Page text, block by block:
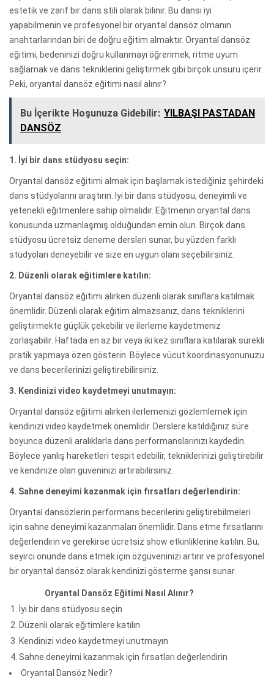
estetik ve zarif bir dans stili olarak bilinir. Bu dansı iyi
yapabilmenin ve profesyonel bir oryantal dansöz olmanın
anahtarlarından biri de doğru eğitim almaktır. Oryantal dansöz
eğitimi, bedeninizi doğru kullanmayı öğrenmek, ritme uyum
sağlamak ve dans tekniklerini geliştirmek gibi birçok unsuru içerir.
Peki, oryantal dansöz eğitimi nasıl alınır?
Bu İçerikte Hoşunuza Gidebilir: YILBAŞI PASTADAN
DANSÖZ
1. İyi bir dans stüdyosu seçin:
Oryantal dansöz eğitimi almak için başlamak istediğiniz şehirdeki
dans stüdyolarını araştırın. İyi bir dans stüdyosu, deneyimli ve
yetenekli eğitmenlere sahip olmalıdır. Eğitmenin oryantal dans
konusunda uzmanlaşmış olduğundan emin olun. Birçok dans
stüdyosu ücretsiz deneme dersleri sunar, bu yüzden farklı
stüdyoları deneyebilir ve size en uygun olanı seçebilirsiniz.
2. Düzenli olarak eğitimlere katılın:
Oryantal dansöz eğitimi alırken düzenli olarak sınıflara katılmak
önemlidir. Düzenli olarak eğitim almazsanız, dans tekniklerini
geliştirmekte güçlük çekebilir ve ilerleme kaydetmeniz
zorlaşabilir. Haftada en az bir veya iki kez sınıflara katılarak sürekli
pratik yapmaya özen gösterin. Böylece vücut koordinasyonunuzu
ve dans becerilerinizi geliştirebilirsiniz.
3. Kendinizi video kaydetmeyi unutmayın:
Oryantal dansöz eğitimi alırken ilerlemenizi gözlemlemek için
kendinizi video kaydetmek önemlidir. Derslere katıldığınız süre
boyunca düzenli aralıklarla dans performanslarınızı kaydedin.
Böylece yanlış hareketleri tespit edebilir, tekniklerinizi geliştirebilir
ve kendinize olan güveninizi artırabilirsiniz.
4. Sahne deneyimi kazanmak için fırsatları değerlendirin:
Oryantal dansözlerin performans becerilerini geliştirebilmeleri
için sahne deneyimi kazanmaları önemlidir. Dans etme fırsatlarını
değerlendirin ve gerekirse ücretsiz show etkinliklerine katılın. Bu,
seyirci önünde dans etmek için özgüveninizi artırır ve profesyonel
bir oryantal dansöz olarak kendinizi gösterme şansı sunar.
Oryantal Dansöz Eğitimi Nasıl Alınır?
1. İyi bir dans stüdyosu seçin
2. Düzenli olarak eğitimlere katılın
3. Kendinizi video kaydetmeyi unutmayın
4. Sahne deneyimi kazanmak için fırsatları değerlendirin
Oryantal Dansöz Nedir?